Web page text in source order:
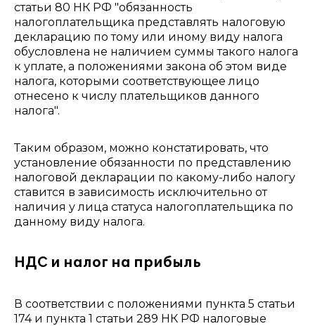
статьи 80 НК РФ "обязанность
налогоплательщика представлять налоговую
декларацию по тому или иному виду налога
обусловлена не наличием суммы такого налога
к уплате, а положениями закона об этом виде
налога, которыми соответствующее лицо
отнесено к числу плательщиков данного
налога".
Таким образом, можно констатировать, что
установление обязанности по представлению
налоговой декларации по какому-либо налогу
ставится в зависимость исключительно от
наличия у лица статуса налогоплательщика по
данному виду налога.
НДС и налог на прибыль
В соответствии с положениями пункта 5 статьи
174 и пункта 1 статьи 289 НК РФ налоговые